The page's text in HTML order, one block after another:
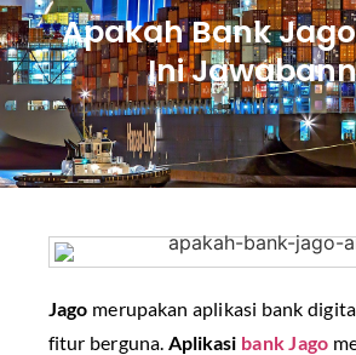
Apakah Bank
Ini
Jago merupakan aplikasi bank
fitur berguna. Aplikasi bank Jago